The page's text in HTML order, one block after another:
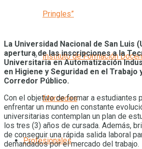
Pringles”
Instituto de Formación
Mercedes
Profesionales
La Universidad Nacional de San Luis
apertura de las inscripciones a la
Universitaria en Automatización
en Higiene y Seguridad en el Trabajo
Corredor Público.
Con el objetivo de formar a estudiantes
enfrentar un mundo en constante
universitarias contemplan un plan de
los tres (3) años de cursada. Además,
de conseguir una rápida salida laboral
demandados por el mercado del trabajo.